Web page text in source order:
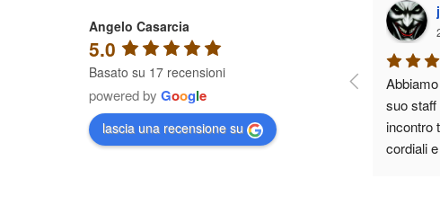
Angelo Casarcia
5.0
Basato su 17 recensioni
powered by Google
lascia una recensione su
suo staff
incontro
cordiali